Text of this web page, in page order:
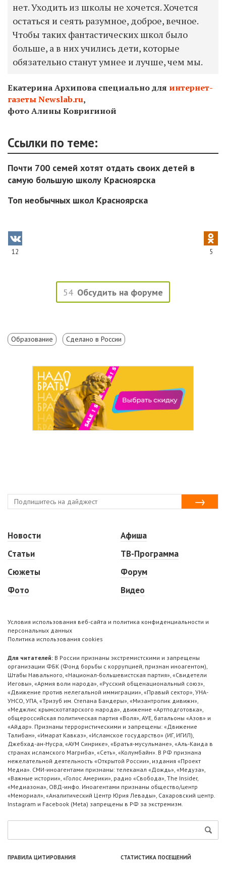
нет. Уходить из школы не хочется. Хочется
остаться и сеять разумное, доброе, вечное.
Чтобы таких фантастических школ было
больше, а в них учились дети, которые
обязательно станут умнее и лучше, чем мы.
Екатерина Архипова специально для интернет-
газеты Newslab.ru,
фото Алины Ковригиной
Ссылки по теме:
Почти 700 семей хотят отдать своих детей в
самую большую школу Красноярска
Топ необычных школ Красноярска
12 5
54 Обсудить на форуме
Образование Сделано в России
Новости
Статьи
Сюжеты
Фото
Афиша
ТВ-Программа
Форум
Видео
Условия использования веб-сайта и политика конфиденциальности и
персональных данных
Политика использования cookies
Для читателей: В России признаны экстремистскими и запрещены
организации ФБК (Фонд борьбы с коррупцией, признан иноагентом),
Штабы Навального, «Национал-большевистская партия», «Свидетели
Иеговы», «Армия воли народа», «Русский общенациональный союз»,
«Движение против нелегальной иммиграции», «Правый сектор», УНА-
УНСО, УПА, «Тризуб им. Степана Бандеры», «Мизантропик дивижн»,
«Меджлис крымскотатарского народа», движение «Артподготовка»,
общероссийская политическая партия «Воля», АУЕ, батальоны «Азов» и
«Айдар». Признаны террористическими и запрещены: «Движение
Талибан», «Имарат Кавказ», «Исламское государство» (ИГ, ИГИЛ),
Джебхад-ан-Нусра, «АУМ Синрике», «Братья-мусульмане», «Аль-Каида в
странах исламского Магриба», «Сеть», «Колумбайн». В РФ признана
нежелательной деятельность «Открытой России», издания «Проект
Медиа». СМИ-иноагентами признаны: телеканал «Дождь», «Медуза»,
«Важные истории», «Голос Америки», радио «Свобода», The Insider,
«Медиазона», ОВД-инфо. Иноагентами признаны общество/центр
«Мемориал», «Аналитический Центр Юрия Левады», Сахаровский центр.
Instagram и Facebook (Metа) запрещены в РФ за экстремизм.
ПРАВИЛА ЦИТИРОВАНИЯ СТАТИСТИКА ПОСЕЩЕНИЙ